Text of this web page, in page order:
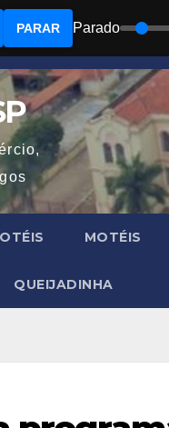
MOTÉIS
QUEIJADINHA
PARAR Parado